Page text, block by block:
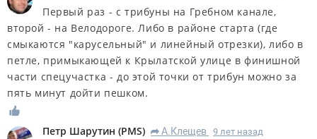
Первый раз - с трибуны на Гребном канале,
второй - на Велодороге. Либо в районе старта (где
смыкаются "карусельный" и линейный отрезки), либо в
петле, примыкающей к Крылатской улице в финишной
части спецучастка - до этой точки от трибун можно за
пять минут дойти пешком.
Петр Шарутин (PMS) R А.Клещев 9 лет назад